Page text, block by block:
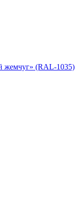
жемчуг» (RAL-1035)